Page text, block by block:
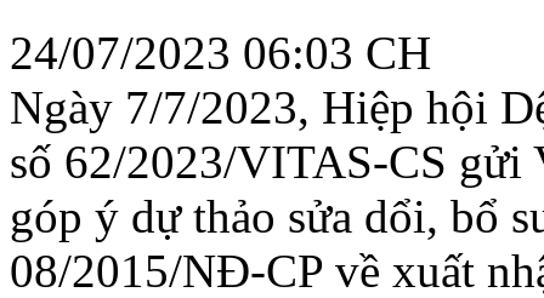
24/07/2023 06:03 CH
Ngày 7/7/2023, Hiệp hội
số 62/2023/VITAS-CS gửi
góp ý dự thảo sửa dổi, bổ
08/2015/NĐ-CP về xuất